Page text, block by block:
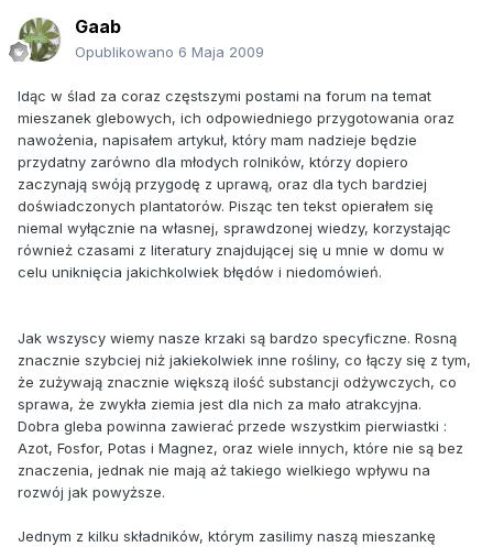
Gaab
Opublikowano 6 Maja 2009
Idąc w ślad za coraz częstszymi postami na forum na temat
mieszanek glebowych, ich odpowiedniego przygotowania oraz
nawożenia, napisałem artykuł, który mam nadzieje będzie
przydatny zarówno dla młodych rolników, którzy dopiero
zaczynają swóją przygodę z uprawą, oraz dla tych bardziej
doświadczonych plantatorów. Pisząc ten tekst opierałem się
niemal wyłącznie na własnej, sprawdzonej wiedzy, korzystając
również czasami z literatury znajdującej się u mnie w domu w
celu uniknięcia jakichkolwiek błędów i niedomówień.
Jak wszyscy wiemy nasze krzaki są bardzo specyficzne. Rosną
znacznie szybciej niż jakiekolwiek inne rośliny, co łączy się z tym,
że zużywają znacznie większą ilość substancji odżywczych, co
sprawa, że zwykła ziemia jest dla nich za mało atrakcyjna.
Dobra gleba powinna zawierać przede wszystkim pierwiastki :
Azot, Fosfor, Potas i Magnez, oraz wiele innych, które nie są bez
znaczenia, jednak nie mają aż takiego wielkiego wpływu na
rozwój jak powyższe.
Jednym z kilku składników, którym zasilimy naszą mieszankę